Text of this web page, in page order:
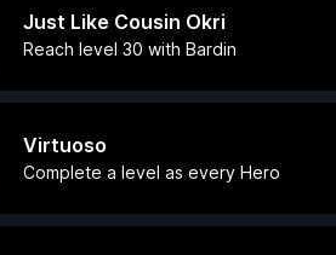
Just Like Cousin Okri
Reach level 30 with Bardin
Virtuoso
Complete a level as every Hero